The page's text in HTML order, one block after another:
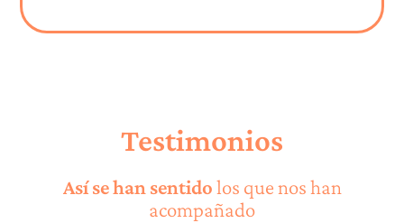
Testimonios
Así se han sentidolos que nos han
acompañado